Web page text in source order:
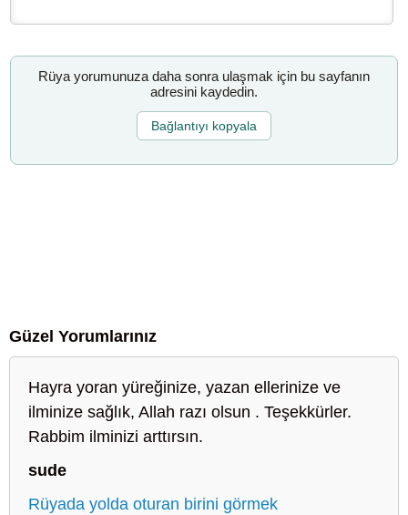
Rüya yorumunuza daha sonra ulaşmak için bu sayfanın
adresini kaydedin.
Bağlantıyı kopyala
Güzel Yorumlarınız
Hayra yoran yüreğinize, yazan ellerinize ve
ilminize sağlık, Allah razı olsun . Teşekkürler.
Rabbim ilminizi arttırsın.
sude
Rüyada yolda oturan birini görmek